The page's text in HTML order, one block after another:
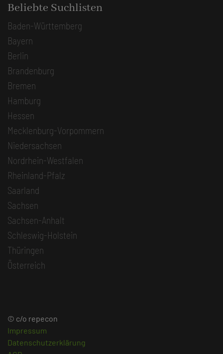
Beliebte Suchlisten
Baden-Württemberg
Bayern
Berlin
Brandenburg
Bremen
Hamburg
Hessen
Mecklenburg-Vorpommern
Niedersachsen
Nordrhein-Westfalen
Rheinland-Pfalz
Saarland
Sachsen
Sachsen-Anhalt
Schleswig-Holstein
Thüringen
Österreich
© c/o repecon
Impressum
Datenschutzerklärung